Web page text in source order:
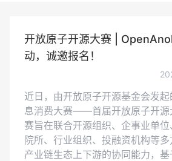
开放原子开源大赛 |
动，诚邀报名！
近日，由开放原子开源基金会发
息消费大赛——首届开放原子开源
赛旨在联合开源组织、企事业单
院所、行业组织、投融资机构等
产业链生态上下游的协同能力，